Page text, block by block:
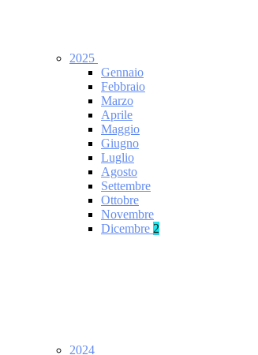
2025
Gennaio
Febbraio
Marzo
Aprile
Maggio
Giugno
Luglio
Agosto
Settembre
Ottobre
Novembre
Dicembre 2
2024